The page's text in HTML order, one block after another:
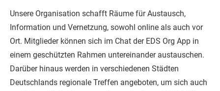
Unsere Organisation schafft Räume für Austausch,
Information und Vernetzung, sowohl online als auch vor
Ort. Mitglieder können sich im Chat der EDS Org App in
einem geschützten Rahmen untereinander austauschen.
Darüber hinaus werden in verschiedenen Städten
Deutschlands regionale Treffen angeboten, um sich auch